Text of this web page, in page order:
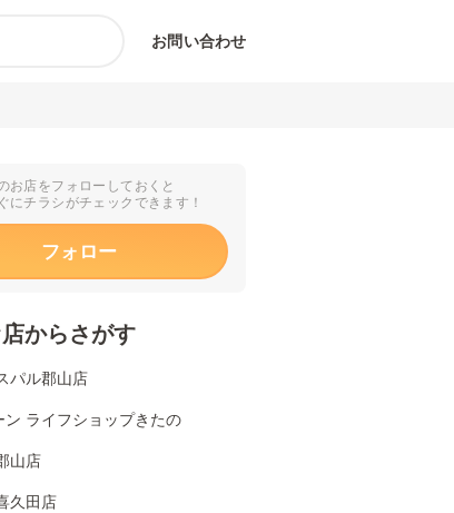
お問い合わせ
お店をフォローしておくと
にチラシがチェックできます！
フォロー
からさがす
パル郡山店
ン ライフショップきたの
山店
久田店